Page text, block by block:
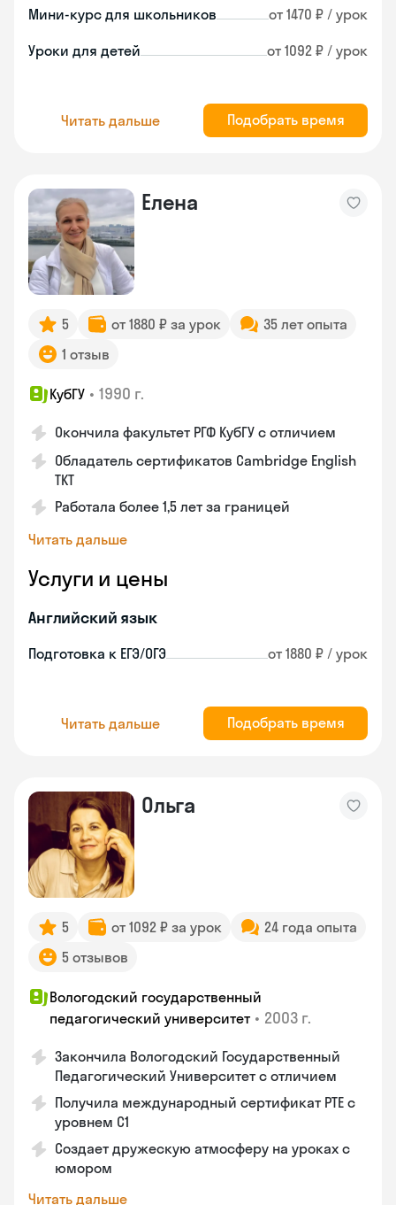
Мини-курс для школьников от 1470 ₽ / урок
Уроки для детей от 1092 ₽ / урок
Читать дальше Подобрать время
Елена
5 от 1880 ₽ за урок
35 лет опыта
1 отзыв
КубГУ • 1990 г.
Окончила факультет РГФ КубГУ с отличием
Обладатель сертификатов Cambridge English
TKT
Работала более 1,5 лет за границей
Читать дальше
Услуги и цены
Английский язык
Подготовка к ЕГЭ/ОГЭ от 1880 ₽ / урок
Читать дальше Подобрать время
Ольга
5 от 1092 ₽ за урок
24 года опыта
5 отзывов
Вологодский государственный
педагогический университет • 2003 г.
Закончила Вологодский Государственный
Педагогический Университет с отличием
Получила международный сертификат PTE с
уровнем C1
Создает дружескую атмосферу на уроках с
юмором
Читать дальше